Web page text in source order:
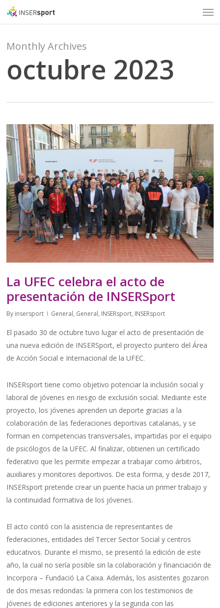
content
Monthly Archives
octubre 2023
La UFEC celebra el acto de
presentación de INSERSport
By insersport General, General, INSERsport, INSERsport
El pasado 30 de octubre tuvo lugar el acto de presentación de
una nueva edición de INSERSport, el proyecto puntero del Área
de Acción Social e Internacional de la UFEC.
INSERsport tiene como objetivo potenciar la inclusión social y
laboral de jóvenes en riesgo de exclusión social. Mediante este
proyecto, los jóvenes aprenden un deporte gracias a la
colaboración de las federaciones deportivas catalanas, y se
forman en competencias transversales, impartidas por el equipo
de psicólogos de la UFEC. Al finalizar, obtienen un certificado
federativo que les permite empezar a trabajar como árbitros,
auxiliares y monitores deportivos. De esta forma, y desde 2017,
INSERsport pretende crear un puente hacia un primer trabajo y
la continuidad formativa de los jóvenes.
El acto contó con la asistencia de representantes de
federaciones, entidades del Tercer Sector Social y centros
educativos. Durante el mismo, se presentó la edición de este
año, la cual no sería posible sin la colaboración y financiación de
Incorpora – Fundació La Caixa. Además, los asistentes gozaron
de dos mesas redondas: la primera con los testimonios de
jóvenes de ediciones anteriores y la segunda con las